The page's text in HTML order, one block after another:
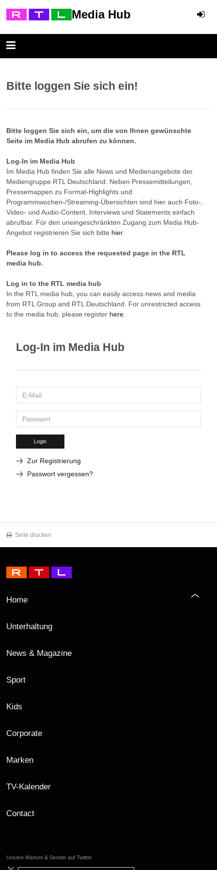
Media Hub
Bitte loggen Sie sich ein!
Bitte loggen Sie sich ein, um die von Ihnen gewünschte
Seite im Media Hub abrufen zu können.
Log-In im Media Hub
Im Media Hub finden Sie alle News und Medienangebote der
Mediengruppe RTL Deutschland. Neben Pressemitteilungen,
Pressemappen zu Format-Highlights und
Programmwochen-/Streaming-Übersichten sind hier auch Foto-,
Video- und Audio-Content, Interviews und Statements einfach
abrufbar. Für den uneingeschränkten Zugang zum Media Hub-
Angebot registrieren Sie sich bitte hier.
Please log in to access the requested page in the RTL
media hub.
Log in to the RTL media hub
In the RTL media hub, you can easily access news and media
from RTL Group and RTL Deutschland. For unrestricted access
to the media hub, please register here
Log-In im Media Hub
Login
Zur Registrierung
Passwort vergessen?
Seite drucken
Home
Unterhaltung
News & Magazine
Sport
Kids
Corporate
Marken
TV-Kalender
Contact
Unsere Marken & Sender auf Twitter